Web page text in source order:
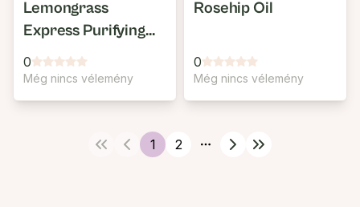
Lemongrass
Express Purifying
Facial Masque
0
Még nincs vélemény
Rosehip Oil
0
Még nincs vélemény
1 2
More pages